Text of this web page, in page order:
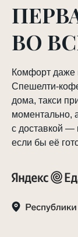
Комфорт даже
Спешелти-
дома, такси
моментально,
с доставкой —
если бы её
ВО